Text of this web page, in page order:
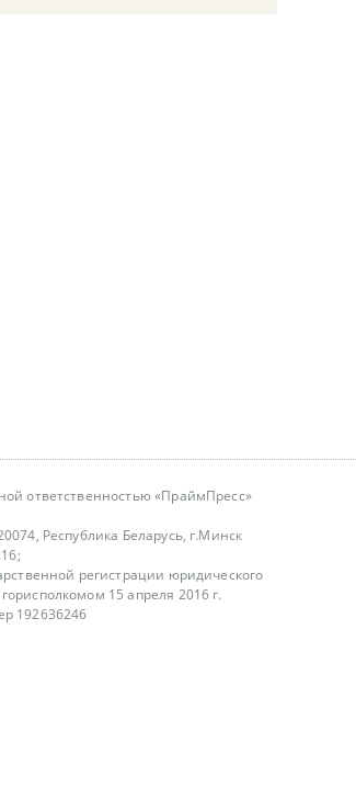
ответственностью «ПраймПресс»
Республика Беларусь, г.Минск
регистрации юридического
15 апреля 2016 г.
192636246